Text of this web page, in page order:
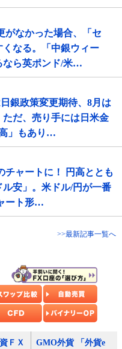
がなかった場合、「セ
なる。「中銀ウィー
なら英ポンド/米…
銀政策変更期待、8月は
だ、売り手には日米金
」もあり…
チャートに！ 円高ととも
安」。米ドル/円が一番
ート形…
>>最新記事一覧へ
ＦＸ
GMO外貨 「外貨e